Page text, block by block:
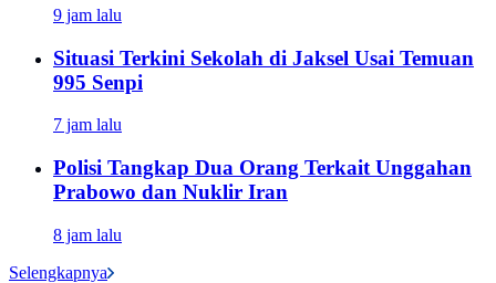
9 jam lalu
Situasi Terkini Sekolah di Jaksel Usai Temuan
995 Senpi
7 jam lalu
Polisi Tangkap Dua Orang Terkait Unggahan
Prabowo dan Nuklir Iran
8 jam lalu
Selengkapnya